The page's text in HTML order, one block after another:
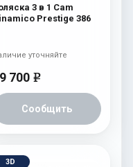
3 в 1 Cam
Prestige 386
700 e
Сообщить
уточняйте
3D